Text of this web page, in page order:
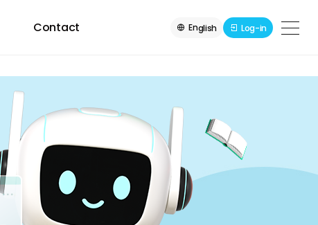
Contact English Log-in